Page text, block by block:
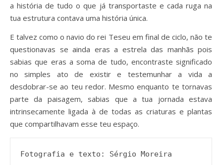
a história de tudo o que já transportaste e cada ruga na
tua estrutura contava uma história única.
E talvez como o navio do rei Teseu em final de ciclo, não te
questionavas se ainda eras a estrela das manhãs pois
sabias que eras a soma de tudo, encontraste significado
no simples ato de existir e testemunhar a vida a
desdobrar-se ao teu redor. Mesmo enquanto te tornavas
parte da paisagem, sabias que a tua jornada estava
intrinsecamente ligada à de todas as criaturas e plantas
que compartilhavam esse teu espaço.
Fotografia e texto: Sérgio Moreira